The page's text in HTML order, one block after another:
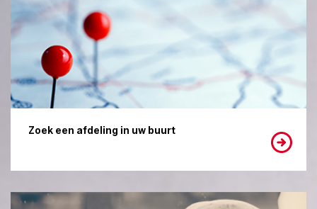
Zoek een afdeling in uw buurt